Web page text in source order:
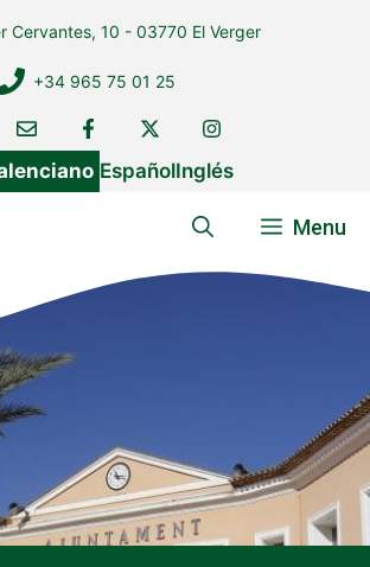
Cervantes, 10 - 03770 El Verger
+34 965 75 01 25
EspañolInglés
Menu